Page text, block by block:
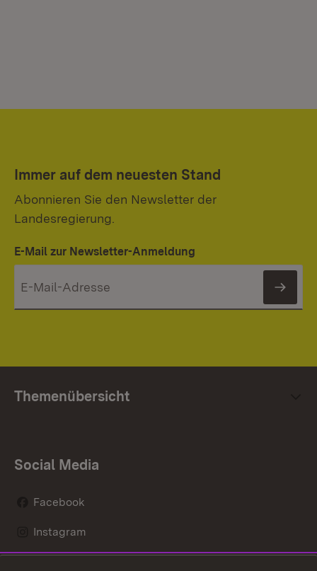
Immer auf dem neuesten Stand
Abonnieren Sie den Newsletter der
Landesregierung.
E-Mail zur Newsletter-Anmeldung
Themenübersicht
Social Media
Facebook
Instagram